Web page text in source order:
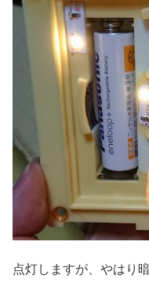
点灯しますが、やはり